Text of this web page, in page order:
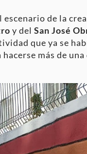
escenario de la
y del San José
que ya se
más de